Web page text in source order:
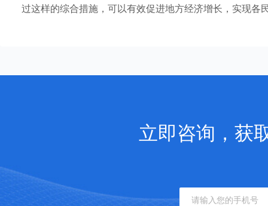
过这样的综合措施，可以有效促进地方经济增长，实现各
立即咨询，获